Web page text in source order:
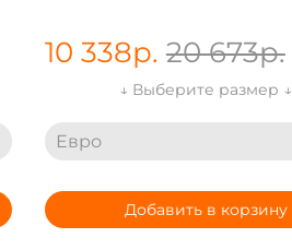
10 338р. 20 673р.
↓ Выберите размер ↓
Евро
Добавить в корзину